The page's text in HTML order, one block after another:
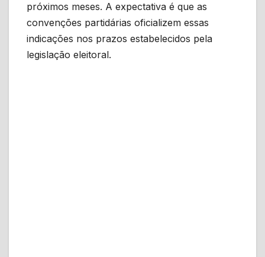
próximos meses. A expectativa é que as
convenções partidárias oficializem essas
indicações nos prazos estabelecidos pela
legislação eleitoral.